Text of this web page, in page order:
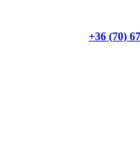
+36 (70)